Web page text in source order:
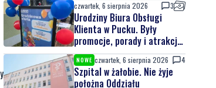
czwartek, 6 sierpnia 2026 3
Urodziny Biura Obsługi
Klienta w Pucku. Były
promocje, porady i atrakcje
dla najmłodszych
NOWE czwartek, 6 sierpnia 2026 4
Szpital w żałobie. Nie żyje
położna Oddziału